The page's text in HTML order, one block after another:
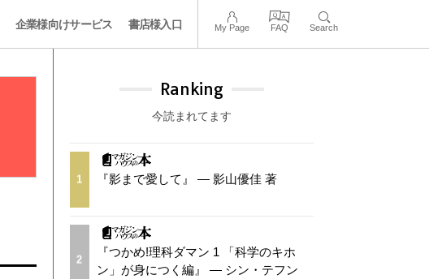
企業様向けサービス 書店様入口 My Page FAQ Search
Ranking
今読まれてます
1 『影まで愛して』 — 影山優佳 著
2
『つかめ!理科ダマン 1 「科学のキホ
ン」が身につく編』 — シン・テフン